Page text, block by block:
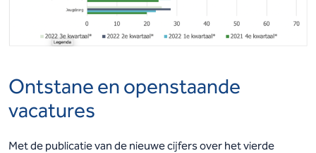
Ontstane en openstaande
vacatures
Met de publicatie van de nieuwe cijfers over het vierde